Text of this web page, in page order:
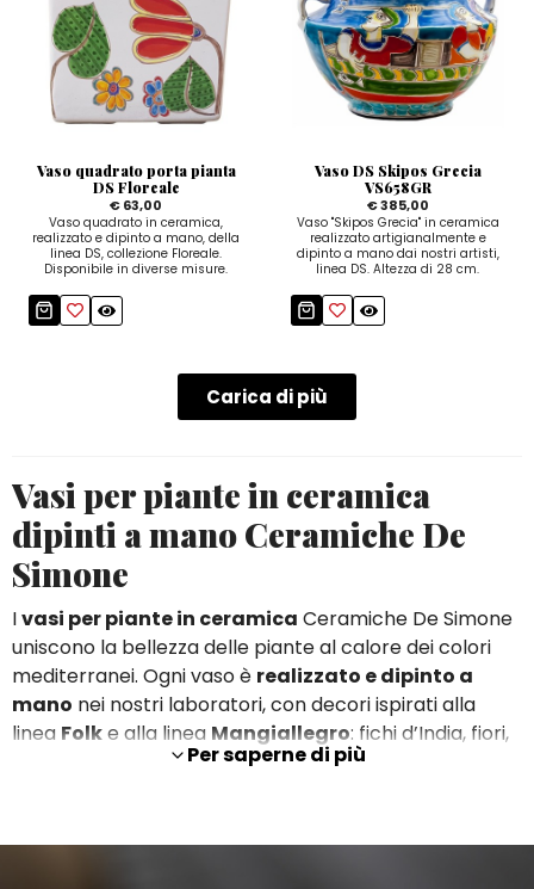
Vaso quadrato porta pianta
DS Floreale
€ 63,00
Vaso quadrato in ceramica,
realizzato e dipinto a mano, della
linea DS, collezione Floreale.
Disponibile in diverse misure.
Vaso DS Skipos Grecia
VS658GR
€ 385,00
Vaso "Skipos Grecia" in ceramica
realizzato artigianalmente e
dipinto a mano dai nostri artisti,
linea DS. Altezza di 28 cm.
Carica di più
Vasi per piante in ceramica
dipinti a mano Ceramiche De
Simone
Ivasi per piante in ceramica Ceramiche De Simone
uniscono la bellezza delle piante al calore dei colori
mediterranei. Ogni vaso è realizzato e dipinto a
mano nei nostri laboratori, con decori ispirati alla
linea Folke alla linea Mangiallegro: fichi d’India, fiori,
animali, dammusi e personaggi del folklore siciliano
Per saperne di più